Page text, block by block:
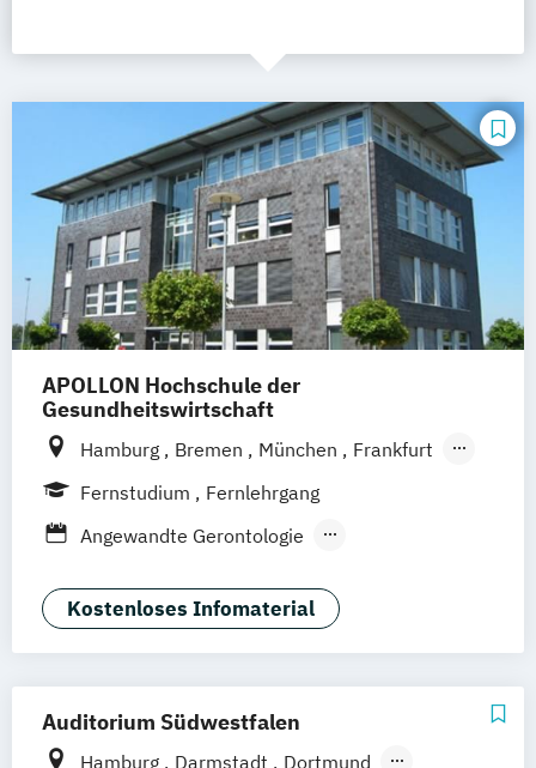
APOLLON Hochschule der
Gesundheitswirtschaft
Hamburg Bremen München
Frankfurt
Köln
Göttingen Leipzig
Stuttgart
Fernstudium
Fernlehrgang
Angewandte Gerontologie
Berufspädagogik & Management
Gerontologie - Kompetenzen für das
Gesundheitsökonomie
Kostenloses Infomaterial
Auditorium Südwestfalen
Hamburg Darmstadt
Dortmund